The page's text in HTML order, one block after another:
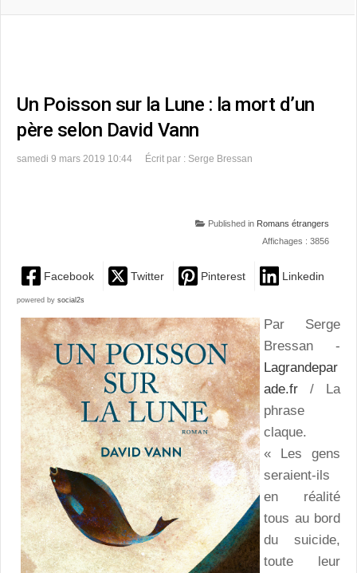
Un Poisson sur la Lune : la mort d’un
père selon David Vann
samedi 9 mars 2019 10:44 Écrit par : Serge Bressan
Published in Romans étrangers
Affichages : 3856
Facebook Twitter Pinterest Linkedin
powered by social2s
Par Serge
Bressan -
Lagrandepar
ade.fr / La
phrase
claque.
« Les gens
seraient-ils
en réalité
tous au bord
du suicide,
toute leur